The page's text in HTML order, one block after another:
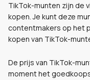
TikTok-munten zijn de
kopen. Je kunt deze
contentmakers op het
kopen van TikTok-
De prijs van TikTok-
moment het